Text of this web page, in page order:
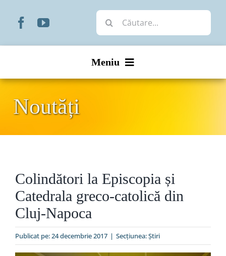
Cautare...
Meniu
Organizare
Liturgic
Special
Noutăți
Colindători la Episcopia și
Catedrala greco-catolică din
Cluj-Napoca
Publicat pe: 24 decembrie 2017 | Secțiunea:Ştiri